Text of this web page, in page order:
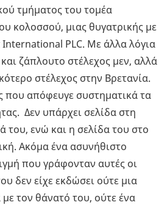
τμήματος του τομέα
κολοσσού, μιας θυγατρικής με
PLC. Με άλλα λόγια
ζάπλουτο στέλεχος μεν, αλλά
στέλεχος στην Βρετανία.
απόφευγε συστηματικά τα
Δεν υπάρχει σελίδα στη
του, ενώ και η σελίδα του στο
Ακόμα ένα ασυνήθιστο
που γράφονταν αυτές οι
δεν είχε εκδώσει ούτε μια
τον θάνατό του, ούτε ένα